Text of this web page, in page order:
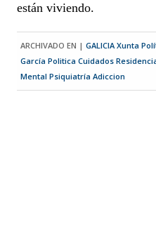
están viviendo.
ARCHIVADO EN | GALICIA Xunta
García Politica Cuidados
Mental Psiquiatría Adiccion